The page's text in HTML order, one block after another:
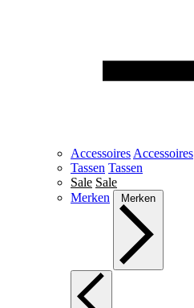
Accessoires Accessoires
Tassen Tassen
Sale Sale
Merken
Merken